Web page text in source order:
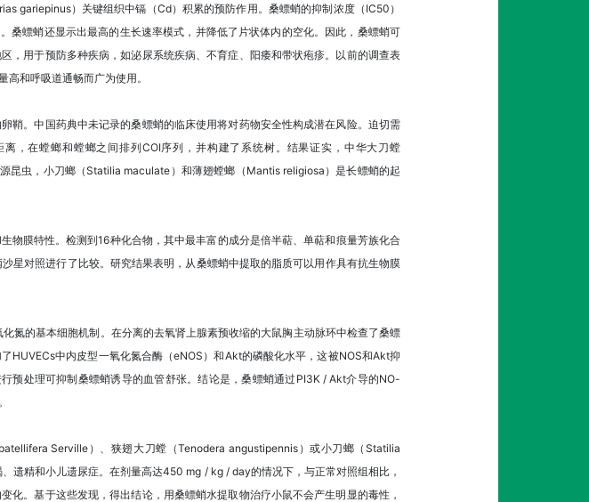
gariepinus）关键组织中镉（Cd）积累的预防作用。桑螵蛸的抑制浓度（IC50）
桑螵蛸还显示出最高的生长速率模式，并降低了片状体内的空化。因此，桑螵蛸可
，用于预防多种疾病，如泌尿系统疾病、不育症、阳痿和带状疱疹。以前的调查表
和呼吸道通畅而广为使用。
鞘。中国药典中未记录的桑螵蛸的临床使用将对药物安全性构成潜在风险。迫切需
，在螳螂和螳螂之间排列COI序列，并构建了系统树。结果证实，中华大刀螳
昆虫，小刀螂（Statilia maculate）和薄翅螳螂（Mantis religiosa）是长螵蛸的起
物膜特性。检测到16种化合物，其中最丰富的成分是倍半萜、单萜和痕量芳族化合
星对照进行了比较。研究结果表明，从桑螵蛸中提取的脂质可以用作具有抗生物膜
氮的基本细胞机制。在分离的去氧肾上腺素预收缩的大鼠胸主动脉环中检查了桑螵
HUVECs中内皮型一氧化氮合酶（eNOS）和Akt的磷酸化水平，这被NOS和Akt抑
处理可抑制桑螵蛸诱导的血管舒张。结论是，桑螵蛸通过PI3K / Akt介导的NO-
Serville）、狭翅大刀螳（Tenodera angustipennis）或小刀螂（Statilia
遗精和小儿遗尿症。在剂量高达450 mg / kg / day的情况下，与正常对照组相比，
。基于这些发现，得出结论，用桑螵蛸水提取物治疗小鼠不会产生明显的毒性，